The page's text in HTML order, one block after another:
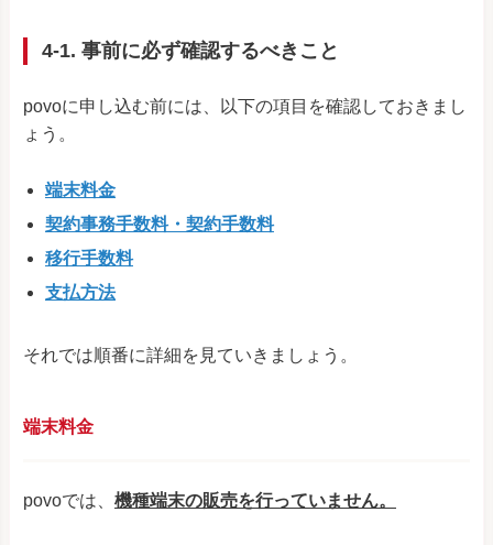
4-1. 事前に必ず確認するべきこと
povoに申し込む前には、以下の項目を確認しておきまし
ょう。
端末料金
契約事務手数料・契約手数料
移行手数料
支払方法
それでは順番に詳細を見ていきましょう。
端末料金
povoでは、 機種端末の販売を行っていません。